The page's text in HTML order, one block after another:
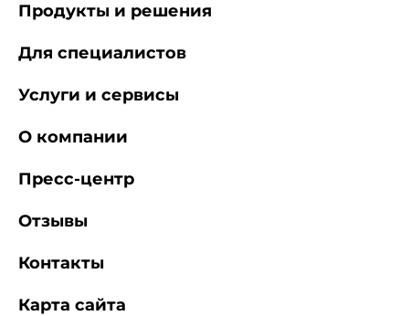
Продукты и решения
Для специалистов
Услуги и сервисы
О компании
Пресс-центр
Отзывы
Контакты
Карта сайта